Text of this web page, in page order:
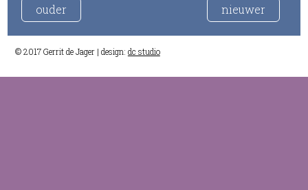
ouder nieuwer
© 2017 Gerrit de Jager | design: dc studio